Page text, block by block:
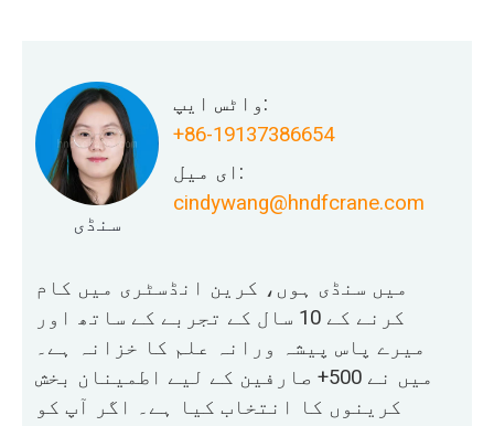
سنڈی
واٹس ایپ:
+86-19137386654
ای میل:
cindywang@hndfcrane.com
میں سنڈی ہوں، کرین انڈسٹری میں کام
کرنے کے 10 سال کے تجربے کے ساتھ اور
میرے پاس پیشہ ورانہ علم کا خزانہ ہے۔
میں نے 500+ صارفین کے لیے اطمینان بخش
کرینوں کا انتخاب کیا ہے۔ اگر آپ کو